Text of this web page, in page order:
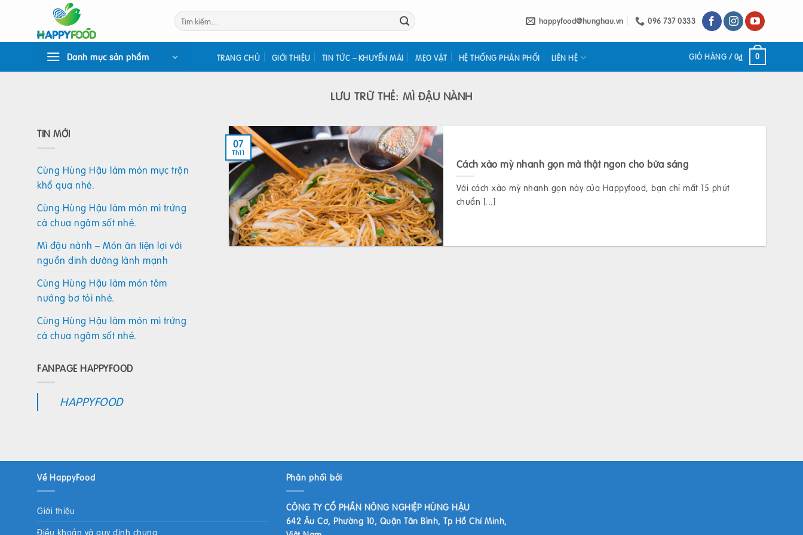
Tìm
kiếm:
happyfood@hunghau.vn 096 737 0333
Danh mục sản phẩm TRANG CHỦ GIỚI THIỆU TIN TỨC – KHUYẾN MÃI MẸO VẶT HỆ THỐNG PHÂN PHỐI LIÊN HỆ GIỎ HÀNG /0₫ 0
LƯU TRỮ THẺ:MÌ ĐẬU NÀNH
TIN MỚI
Cùng Hùng Hậu làm món mực trộn
khổ qua nhé.
Cùng Hùng Hậu làm món mì trứng
cà chua ngâm sốt nhé.
Mì đậu nành – Món ăn tiện lợi với
nguồn dinh dưỡng lành mạnh
Cùng Hùng Hậu làm món tôm
nướng bơ tỏi nhé.
Cùng Hùng Hậu làm món mì trứng
cà chua ngâm sốt nhé.
FANPAGE HAPPYFOOD
HAPPYFOOD
Cách xào mỳ nhanh gọn mà thật ngon cho bữa sáng
Với cách xào mỳ nhanh gọn này của Happyfood, bạn chỉ mất 15 phút
chuẩn [...]
07
Th11
Về HappyFood
Giới thiệu
Điều khoản và quy định chung
Phân phối bởi
CÔNG TY CỔ PHẦN NÔNG NGHIỆP HÙNG HẬU
642 Âu Cơ, Phường 10, Quận Tân Bình, Tp Hồ Chí Minh,